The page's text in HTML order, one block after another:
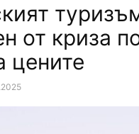
от криза
цените